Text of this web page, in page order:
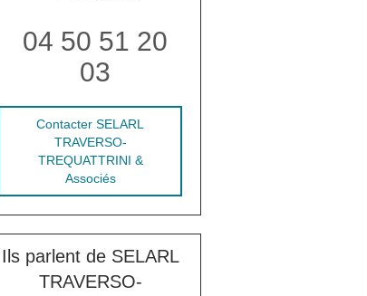
04 50 51 20
03
Contacter SELARL
TRAVERSO-
TREQUATTRINI &
Associés
Ils parlent de SELARL
TRAVERSO-